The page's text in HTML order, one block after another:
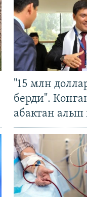
"15 млн
берди".
абактан